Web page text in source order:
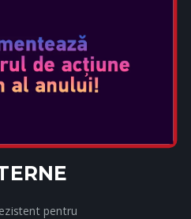
structurală care ne apropie
ZELDA:TEARS OF
auriu și verde poate însemna
lui Tears of the Kingdom vor
din Hyrule și iconografia
cu fulgi de aur și
ridică nivelul acestui design.
pentru